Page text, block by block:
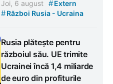
Joi, 6 august #Extern
#Război Rusia - Ucraina
Rusia plătește pentru
războiul său. UE trimite
Ucrainei încă 1,4 miliarde
de euro din profiturile